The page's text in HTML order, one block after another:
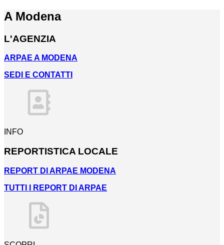
A Modena
L'AGENZIA
ARPAE A MODENA
SEDI E CONTATTI
INFO
REPORTISTICA LOCALE
REPORT DI ARPAE MODENA
TUTTI I REPORT DI ARPAE